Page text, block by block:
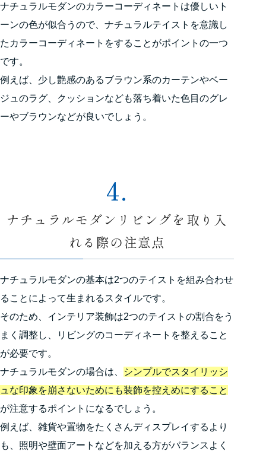
ナチュラルモダンのカラーコーディネートは優しいト
ーンの色が似合うので、ナチュラルテイストを意識し
たカラーコーディネートをすることがポイントの一つ
です。
例えば、少し艶感のあるブラウン系のカーテンやベー
ジュのラグ、クッションなども落ち着いた色目のグレ
ーやブラウンなどが良いでしょう。
4.
ナチュラルモダンリビングを取り入
れる際の注意点
ナチュラルモダンの基本は2つのテイストを組み合わせ
ることによって生まれるスタイルです。
そのため、インテリア装飾は2つのテイストの割合をう
まく調整し、リビングのコーディネートを整えること
が必要です。
ナチュラルモダンの場合は、
シンプルでスタイリッシ
ュな印象を崩さないためにも装飾を控えめにすること
が注意するポイントになるでしょう。
例えば、雑貨や置物をたくさんディスプレイするより
も、照明や壁面アートなどを加える方がバランスよく